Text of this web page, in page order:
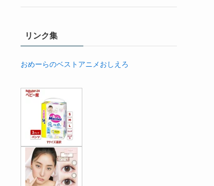
リンク集
おめーらのベストアニメおしえろ